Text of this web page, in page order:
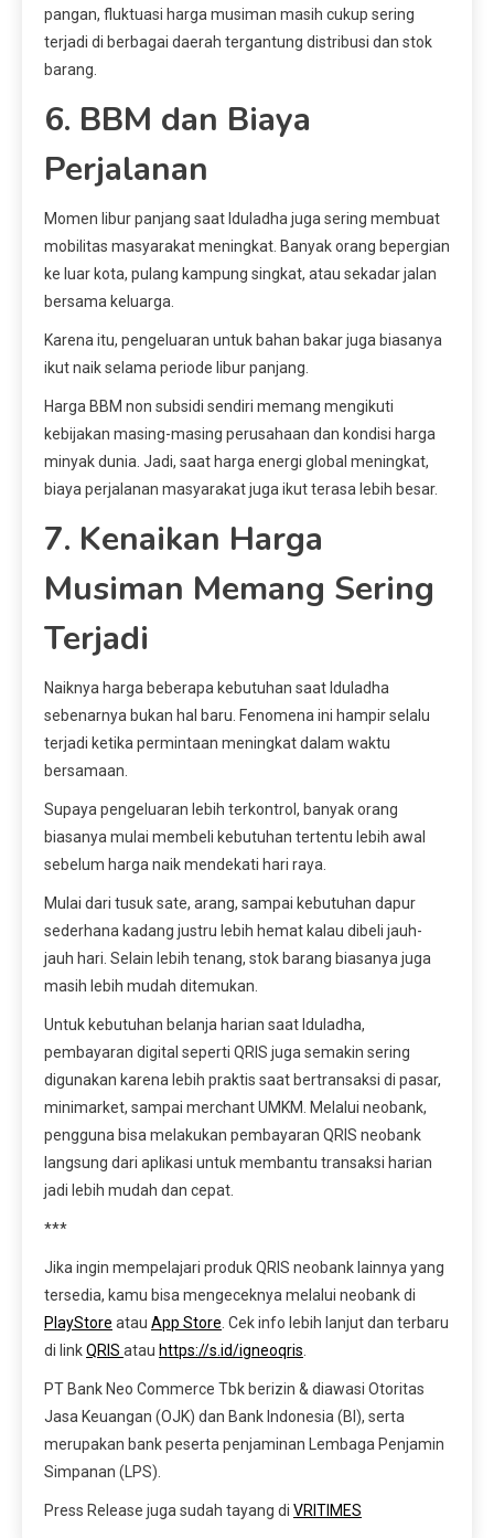
pangan, fluktuasi harga musiman masih cukup sering
terjadi di berbagai daerah tergantung distribusi dan stok
barang.
6. BBM dan Biaya
Perjalanan
Momen libur panjang saat Iduladha juga sering membuat
mobilitas masyarakat meningkat. Banyak orang bepergian
ke luar kota, pulang kampung singkat, atau sekadar jalan
bersama keluarga.
Karena itu, pengeluaran untuk bahan bakar juga biasanya
ikut naik selama periode libur panjang.
Harga BBM non subsidi sendiri memang mengikuti
kebijakan masing-masing perusahaan dan kondisi harga
minyak dunia. Jadi, saat harga energi global meningkat,
biaya perjalanan masyarakat juga ikut terasa lebih besar.
7. Kenaikan Harga
Musiman Memang Sering
Terjadi
Naiknya harga beberapa kebutuhan saat Iduladha
sebenarnya bukan hal baru. Fenomena ini hampir selalu
terjadi ketika permintaan meningkat dalam waktu
bersamaan.
Supaya pengeluaran lebih terkontrol, banyak orang
biasanya mulai membeli kebutuhan tertentu lebih awal
sebelum harga naik mendekati hari raya.
Mulai dari tusuk sate, arang, sampai kebutuhan dapur
sederhana kadang justru lebih hemat kalau dibeli jauh-
jauh hari. Selain lebih tenang, stok barang biasanya juga
masih lebih mudah ditemukan.
Untuk kebutuhan belanja harian saat Iduladha,
pembayaran digital seperti QRIS juga semakin sering
digunakan karena lebih praktis saat bertransaksi di pasar,
minimarket, sampai merchant UMKM. Melalui neobank,
pengguna bisa melakukan pembayaran QRIS neobank
langsung dari aplikasi untuk membantu transaksi harian
jadi lebih mudah dan cepat.
***
Jika ingin mempelajari produk QRIS neobank lainnya yang
tersedia, kamu bisa mengeceknya melalui neobank di
PlayStore atau App Store . Cek info lebih lanjut dan terbaru
di linkQRIS atau https://s.id/igneoqris
PT Bank Neo Commerce Tbk berizin & diawasi Otoritas
Jasa Keuangan (OJK) dan Bank Indonesia (BI), serta
merupakan bank peserta penjaminan Lembaga Penjamin
Simpanan (LPS).⁣
Press Release juga sudah tayang di VRITIMES